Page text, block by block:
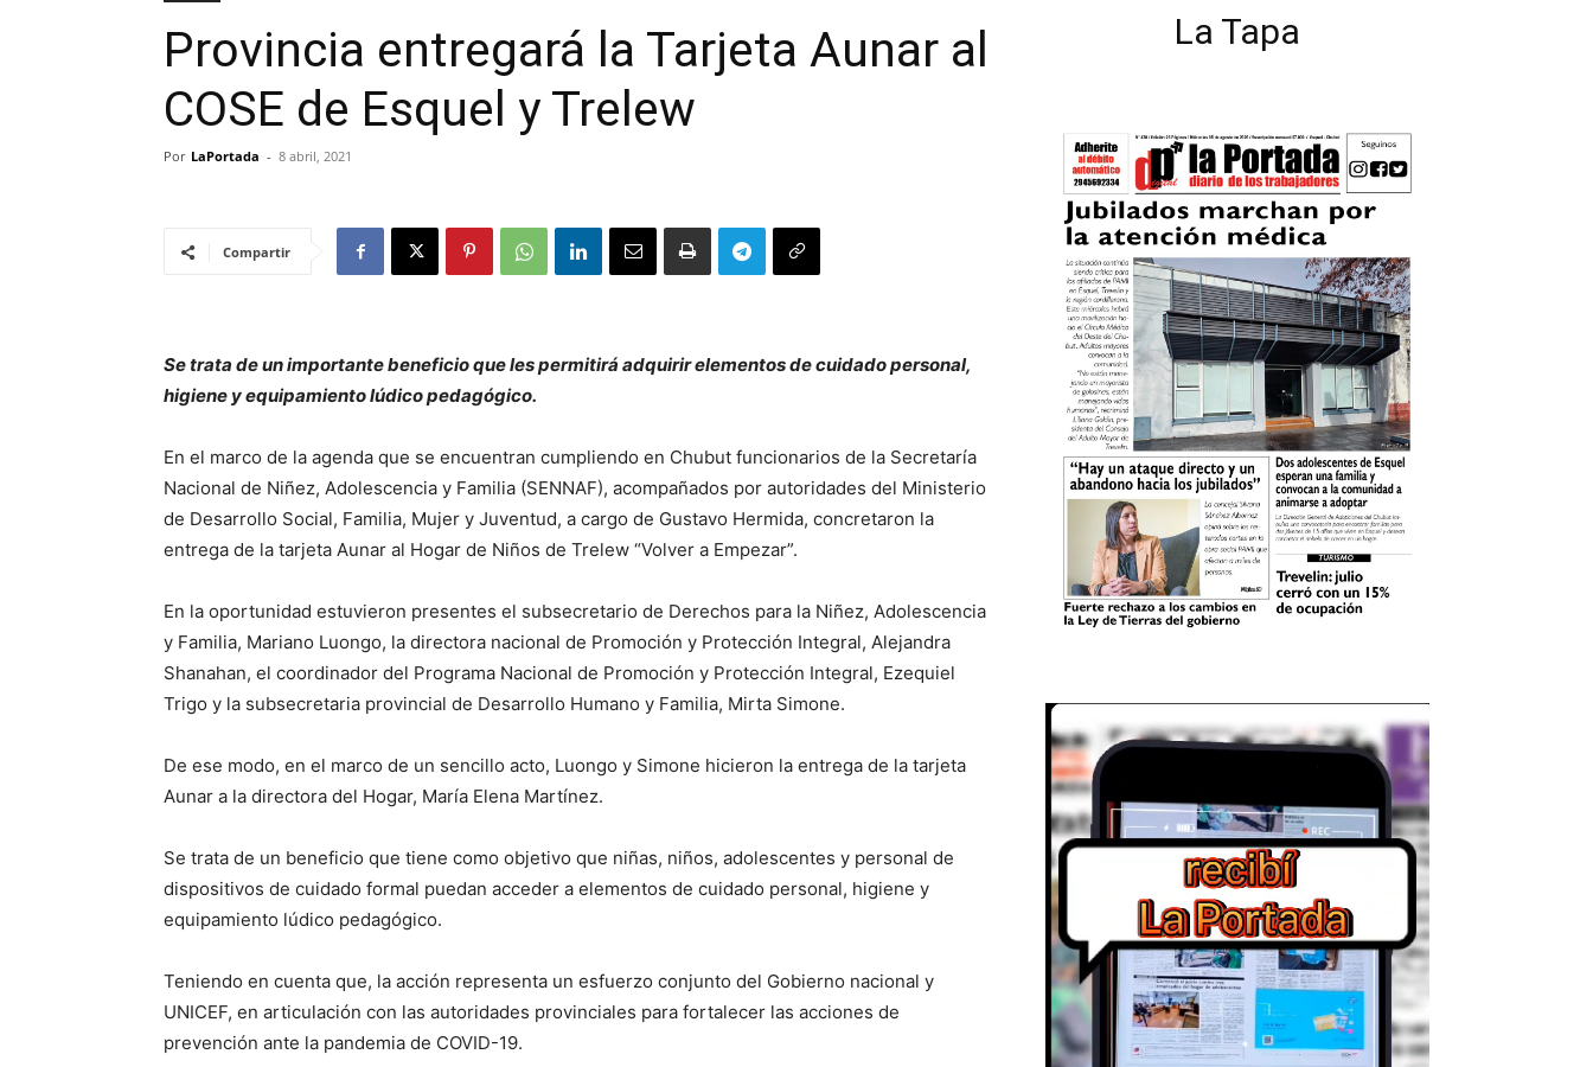
Provincia entregará la Tarjeta Aunar al
COSE de Esquel y Trelew
Por LaPortada - 8 abril, 2021
Compartir
Se trata de un importante beneficio que les permitirá adquirir elementos de cuidado personal,
higiene y equipamiento lúdico pedagógico.
En el marco de la agenda que se encuentran cumpliendo en Chubut funcionarios de la Secretaría
Nacional de Niñez, Adolescencia y Familia (SENNAF), acompañados por autoridades del Ministerio
de Desarrollo Social, Familia, Mujer y Juventud, a cargo de Gustavo Hermida, concretaron la
entrega de la tarjeta Aunar al Hogar de Niños de Trelew “Volver a Empezar”.
En la oportunidad estuvieron presentes el subsecretario de Derechos para la Niñez, Adolescencia
y Familia, Mariano Luongo, la directora nacional de Promoción y Protección Integral, Alejandra
Shanahan, el coordinador del Programa Nacional de Promoción y Protección Integral, Ezequiel
Trigo y la subsecretaria provincial de Desarrollo Humano y Familia, Mirta Simone.
De ese modo, en el marco de un sencillo acto, Luongo y Simone hicieron la entrega de la tarjeta
Aunar a la directora del Hogar, María Elena Martínez.
Se trata de un beneficio que tiene como objetivo que niñas, niños, adolescentes y personal de
dispositivos de cuidado formal puedan acceder a elementos de cuidado personal, higiene y
equipamiento lúdico pedagógico.
Teniendo en cuenta que, la acción representa un esfuerzo conjunto del Gobierno nacional y
UNICEF, en articulación con las autoridades provinciales para fortalecer las acciones de
prevención ante la pandemia de COVID-19.
La Tapa